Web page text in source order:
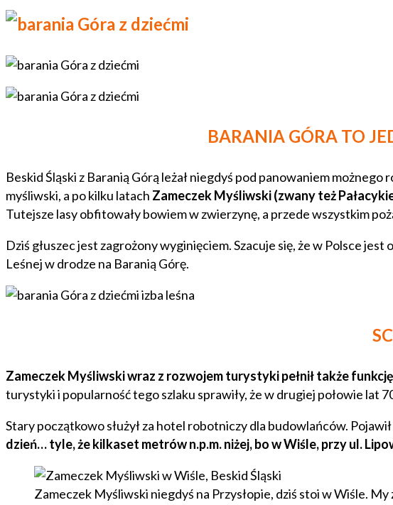
BARANIA GÓRA TO
Beskid Śląski z Baranią Górą leżał niegdyś pod panowaniem
myśliwski, a po kilku latach Zameczek Myśliwski (zwany też
Tutejsze lasy obfitowały bowiem w zwierzynę, a przede wszystkim
Dziś głuszec jest zagrożony wyginięciem. Szacuje się, że w Polsce
Leśnej w drodze na Baranią Górę.
Zameczek Myśliwskiwraz z rozwojem turystyki pełnił także
turystyki i popularność tego szlaku sprawiły, że w drugiej połowie lat
Stary początkowo służył za hotel robotniczy dla budowlańców.
dzień… tyle, że kilkaset metrów n.p.m. niżej, bo w Wiśle, przy ul.
Zameczek Myśliwski niegdyś na Przysłopie, dziś stoi w Wiśle.